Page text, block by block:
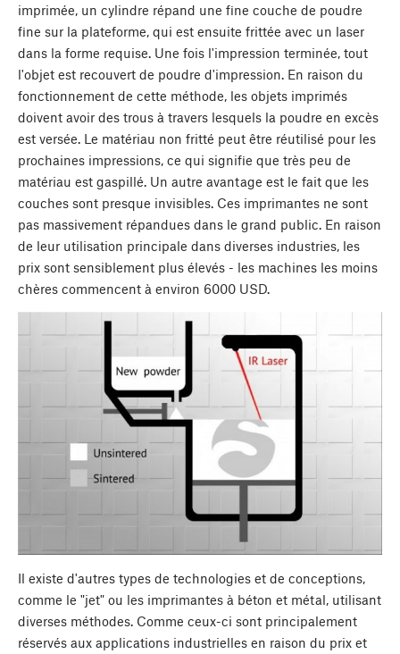
imprimée, un cylindre répand une fine couche de poudre
fine sur la plateforme, qui est ensuite frittée avec un laser
dans la forme requise. Une fois l'impression terminée, tout
l'objet est recouvert de poudre d'impression. En raison du
fonctionnement de cette méthode, les objets imprimés
doivent avoir des trous à travers lesquels la poudre en excès
est versée. Le matériau non fritté peut être réutilisé pour les
prochaines impressions, ce qui signifie que très peu de
matériau est gaspillé. Un autre avantage est le fait que les
couches sont presque invisibles. Ces imprimantes ne sont
pas massivement répandues dans le grand public. En raison
de leur utilisation principale dans diverses industries, les
prix sont sensiblement plus élevés - les machines les moins
chères commencent à environ 6000 USD.
Il existe d'autres types de technologies et de conceptions,
comme le "jet" ou les imprimantes à béton et métal, utilisant
diverses méthodes. Comme ceux-ci sont principalement
réservés aux applications industrielles en raison du prix et